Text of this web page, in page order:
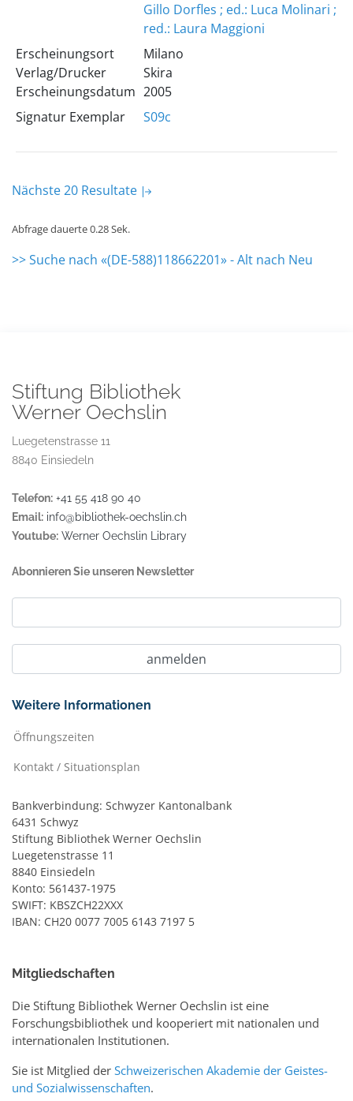
Gillo Dorfles ; ed.: Luca Molinari ;
red.: Laura Maggioni
Erscheinungsort
Verlag/Drucker
Erscheinungsdatum
Milano
Skira
2005
Signatur Exemplar
S09c
Nächste 20 Resultate
Abfrage dauerte 0.28 Sek.
>> Suche nach «(DE-588)118662201» - Alt nach Neu
Stiftung Bibliothek
Werner Oechslin
Luegetenstrasse 11
8840 Einsiedeln
Telefon: +41 55 418 90 40
Email: info@bibliothek-oechslin.ch
Youtube: Werner Oechslin Library
Abonnieren Sie unseren Newsletter
Weitere Informationen
Öffnungszeiten
Kontakt / Situationsplan
Bankverbindung: Schwyzer Kantonalbank
6431 Schwyz
Stiftung Bibliothek Werner Oechslin
Luegetenstrasse 11
8840 Einsiedeln
Konto: 561437-1975
SWIFT: KBSZCH22XXX
IBAN: CH20 0077 7005 6143 7197 5
Mitgliedschaften
Die Stiftung Bibliothek Werner Oechslin ist eine
Forschungsbibliothek und kooperiert mit nationalen und
internationalen Institutionen.
Sie ist Mitglied der Schweizerischen Akademie der Geistes-
und Sozialwissenschaften.